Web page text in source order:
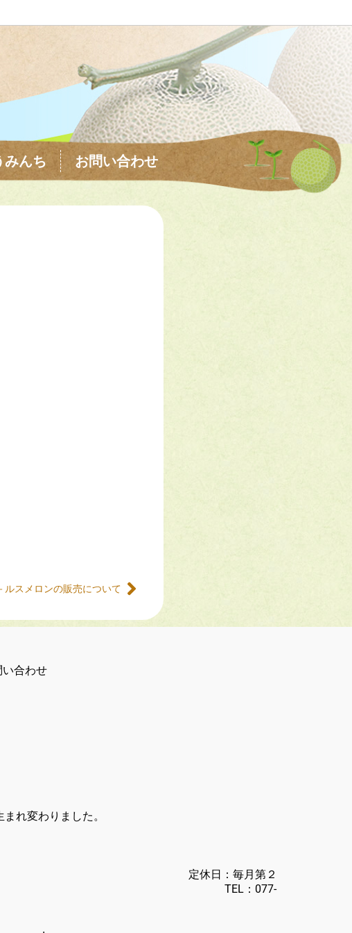
みんち お問い合わせ
ルスメロンの販売について
い合わせ
れ変わりました。
んち)
洲本町2785
毎月第２
く TEL： 077-